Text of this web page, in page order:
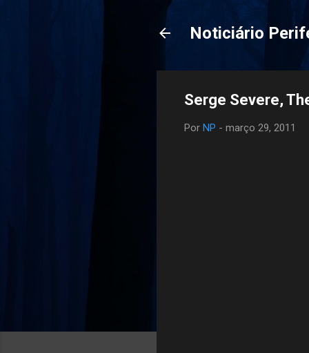
Noticiário
Serge Severe,
Por NP - março 29, 2011